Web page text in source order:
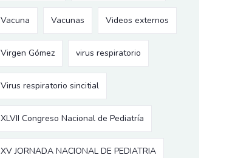
Vacuna Vacunas Videos externos
Virgen Gómez virus respiratorio
Virus respiratorio sincitial
XLVII Congreso Nacional de Pediatría
XV JORNADA NACIONAL DE PEDIATRIA